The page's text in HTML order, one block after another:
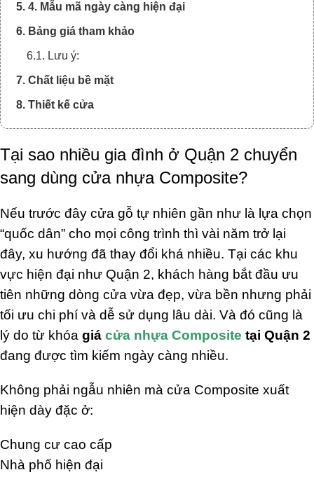
5. 4. Mẫu mã ngày càng hiện đại
6. Bảng giá tham khảo
6.1. Lưu ý:
7. Chất liệu bề mặt
8. Thiết kế cửa
9. Phụ kiện đi kèm
10. Cửa phòng ngủ
11. Cửa nhà vệ sinh
13. So sánh thực tế
14. Chọn màu phù hợp nội thất
15. Đừng chọn cửa quá rẻ
16. Chú ý phần lắp đặt
17. Thông Tin Liên Hệ
Tại sao nhiều gia đình ở Quận 2 chuyển
sang dùng cửa nhựa Composite?
Nếu trước đây cửa gỗ tự nhiên gần như là lựa chọn
“quốc dân” cho mọi công trình thì vài năm trở lại
đây, xu hướng đã thay đổi khá nhiều. Tại các khu
vực hiện đại như Quận 2, khách hàng bắt đầu ưu
tiên những dòng cửa vừa đẹp, vừa bền nhưng phải
tối ưu chi phí và dễ sử dụng lâu dài. Và đó cũng là
lý do từ khóa giá cửa nhựa Composite tại Quận 2
đang được tìm kiếm ngày càng nhiều.
Không phải ngẫu nhiên mà cửa Composite xuất
hiện dày đặc ở:
Chung cư cao cấp
Nhà phố hiện đại